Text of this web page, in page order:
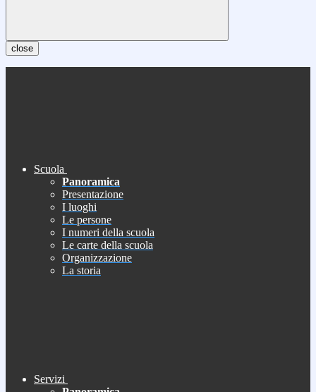
close
Scuola
Panoramica
Presentazione
I luoghi
Le persone
I numeri della scuola
Le carte della scuola
Organizzazione
La storia
Servizi